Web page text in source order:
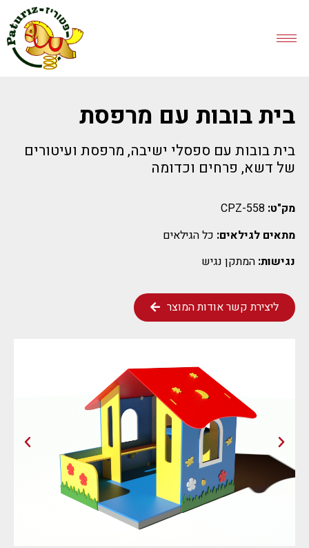
בית בובות עם מרפסת
בית בובות עם ספסלי ישיבה, מרפסת ועיטורים
של דשא, פרחים וכדומה
מק"ט:
מתאים לגילאים: כל הגילאים
נגישות: המתקן נגיש
ליצירת קשר אודות המוצר